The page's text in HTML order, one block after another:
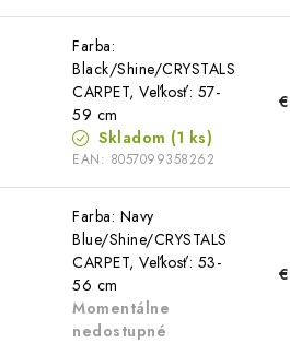
Farba:
Black/Shine/CRYSTALS
CARPET, Veľkosť: 57-
59 cm
Skladom (1 ks)
EAN: 8057099358262
Farba: Navy
Blue/Shine/CRYSTALS
CARPET, Veľkosť: 53-
56 cm
Momentálne
nedostupné